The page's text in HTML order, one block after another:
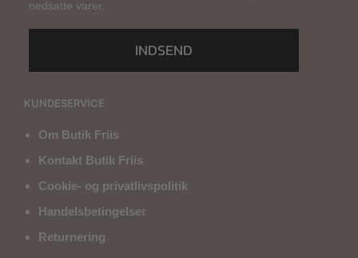
nedsatte varer.
INDSEND
KUNDESERVICE
Om Butik Friis
Kontakt Butik Friis
Cookie- og privatlivspolitik
Handelsbetingelser
Returnering